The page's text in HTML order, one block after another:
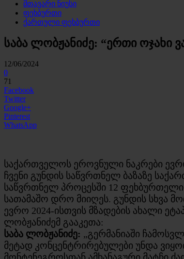
მთავარი ნიუსი
ფეხბურთი
ქართული ფეხბურთი
საბა ლობჟანიძე: “ერთი ოჯახი
12/06/2024
0
71
Facebook
Twitter
Google+
Pinterest
WhatsApp
საქართველოს ეროვნული ნაკრები
ჩვენი გუნდის საწვრთნელ ბაზაზე
საწვრთნელ პროცესში 12
სათამაშო დრო მიიღეს. გუნდის სხვა
ევრო 2024-ისთვის მზადების ახალი
ლობჟანიძემ გააკეთა:
საბა ლობჟანიძე: „გერმანიაში
მეტად კონცენტრირებულები უნდა